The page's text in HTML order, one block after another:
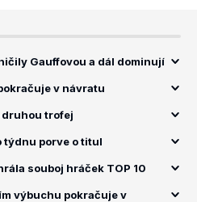
Gauffovou a dál dominují
v návratu
druhou trofej
týdnu porve o titul
souboj hráček TOP 10
výbuchu pokračuje v